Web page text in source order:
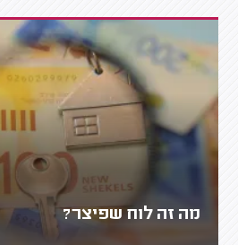
מה זה לוח שפיצר?